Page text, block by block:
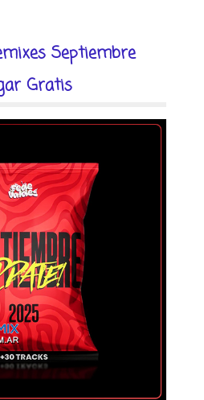
Septiembre
Gratis